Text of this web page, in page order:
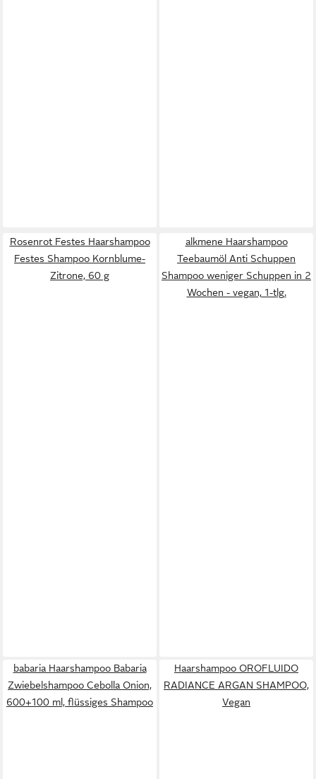
Rosenrot Festes Haarshampoo
Festes Shampoo Kornblume-
Zitrone, 60 g
alkmene Haarshampoo
Teebaumöl Anti Schuppen
Shampoo weniger Schuppen in 2
Wochen - vegan, 1-tlg.
babaria Haarshampoo Babaria
Zwiebelshampoo Cebolla Onion,
600+100 ml, flüssiges Shampoo
Haarshampoo OROFLUIDO
RADIANCE ARGAN SHAMPOO,
Vegan